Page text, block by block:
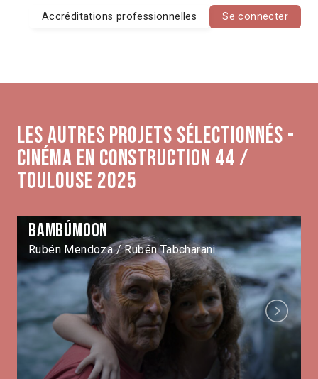
Accréditations professionnelles Se connecter
Les autres projets sélectionnés -
Cinéma en construction 44 /
Toulouse 2025
BambúMoon
Rubén Mendoza / Rubén Tabcharani
Next